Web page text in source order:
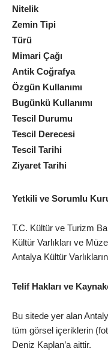
Nitelik
Zemin Tipi
Türü
Mimari Çağı
Antik Coğrafya
Özgün Kullanımı
Bugünkü Kullanımı
Tescil Durumu
Tescil Derecesi
Tescil Tarihi
Ziyaret Tarihi
Yetkili ve Sorumlu
T.C. Kültür ve Turizm
Kültür Varlıkları ve
Antalya Kültür
Telif Hakları ve
Bu sitede yer alan
tüm görsel içeriklerin
Deniz Kaplan’a aittir.